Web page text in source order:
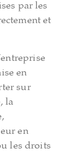
par les
et
en
sur
la
en
les droits